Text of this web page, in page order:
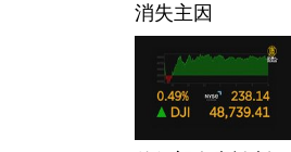
消失主因